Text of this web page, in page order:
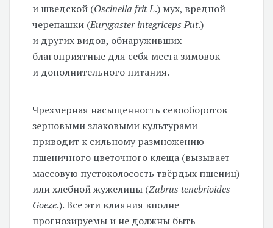
и шведской (Oscinella frit L.) мух, вредной
черепашки (Eurygaster integriceps Put.)
и других видов, обнаруживших
благоприятные для себя места зимовок
и дополнительного питания.
Чрезмерная насыщенность севооборотов
зерновыми злаковыми культурами
приводит к сильному размножению
пшеничного цветочного клеща (вызывает
массовую пустоколосость твёрдых пшениц)
или хлебной жужелицы (Zabrus tenebrioides
Goeze.). Все эти влияния вполне
прогнозируемы и не должны быть